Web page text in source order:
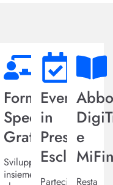
Formazione
Specialistica
Gratuita
Sviluppa
insieme
Eventi
in
Presenza
Esclusivi
Partecipa
e
Resta